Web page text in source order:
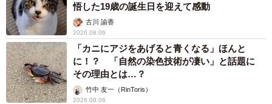
悟した19歳の誕生日を迎えて感動
古川 諭香
2026.08.06
「カニにアジをあげると青くなる」ほんと
に！？ 「自然の染色技術が凄い」と話題に
その理由とは…？
竹中 友一（RinToris）
2026.08.06